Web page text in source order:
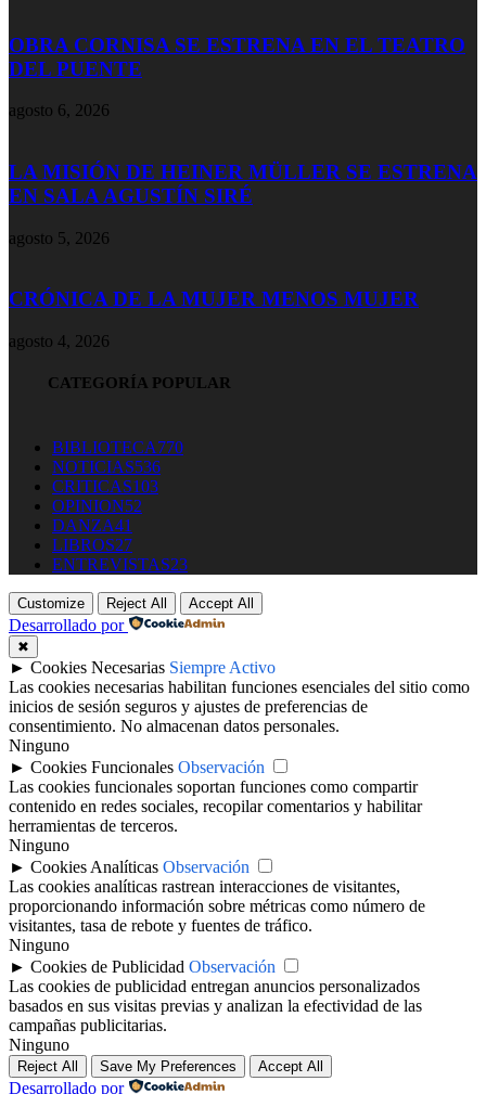
OBRA CORNISA SE ESTRENA EN EL TEATRO
DEL PUENTE
agosto 6, 2026
LA MISIÓN DE HEINER MÜLLER SE ESTRENA
EN SALA AGUSTÍN SIRÉ
agosto 5, 2026
CRÓNICA DE LA MUJER MENOS MUJER
agosto 4, 2026
CATEGORÍA POPULAR
BIBLIOTECA770
NOTICIAS536
CRITICAS103
OPINION52
DANZA41
LIBROS27
ENTREVISTAS23
Customize Reject All Accept All
Desarrollado por
✖
► Cookies Necesarias Siempre Activo
Las cookies necesarias habilitan funciones esenciales del sitio como
inicios de sesión seguros y ajustes de preferencias de
consentimiento. No almacenan datos personales.
Ninguno
► Cookies Funcionales Observación
Las cookies funcionales soportan funciones como compartir
contenido en redes sociales, recopilar comentarios y habilitar
herramientas de terceros.
Ninguno
► Cookies Analíticas Observación
Las cookies analíticas rastrean interacciones de visitantes,
proporcionando información sobre métricas como número de
visitantes, tasa de rebote y fuentes de tráfico.
Ninguno
► Cookies de Publicidad Observación
Las cookies de publicidad entregan anuncios personalizados
basados en sus visitas previas y analizan la efectividad de las
campañas publicitarias.
Ninguno
Reject All Save My Preferences Accept All
Desarrollado por